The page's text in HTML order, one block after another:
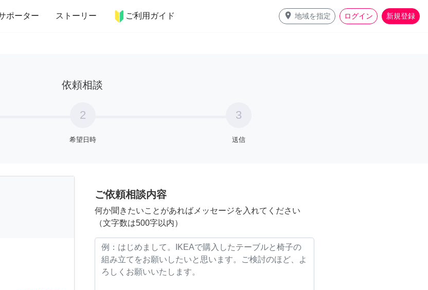
ポーター ストーリー ご利用ガイド place 地域を指定 ログイン 新規登録
リア 趣味・習い事 ペット 料理
依頼相談
2
希望日時
3
送信
ご依頼相談内容
何か聞きたいことがあればメッセージを入れてください
（文字数は500字以内）